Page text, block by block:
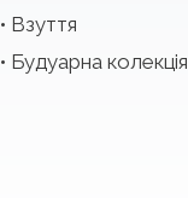
Взуття
Будуарна колекція